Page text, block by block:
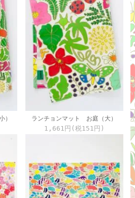
） ランチョンマット お庭（大）
1,661円(税151円)